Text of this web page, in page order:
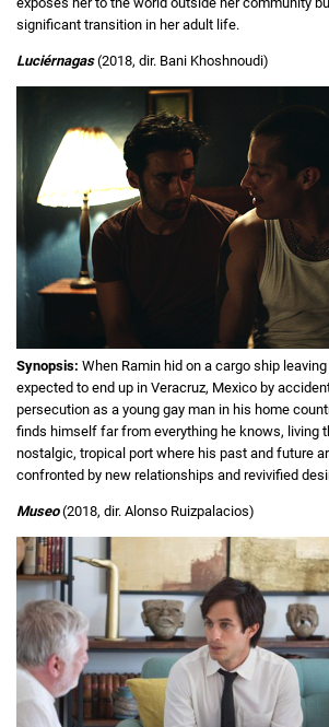
significant transition in her adult life.
Luciérnagas (2018, dir. Bani Khoshnoudi)
Synopsis: When Ramin hid on a cargo ship
expected to end up in Veracruz, Mexico by
persecution as a young gay man in his home
finds himself far from everything he knows, living
nostalgic, tropical port where his past and future
confronted by new relationships and revivified
Museo(2018, dir. Alonso Ruizpalacios)